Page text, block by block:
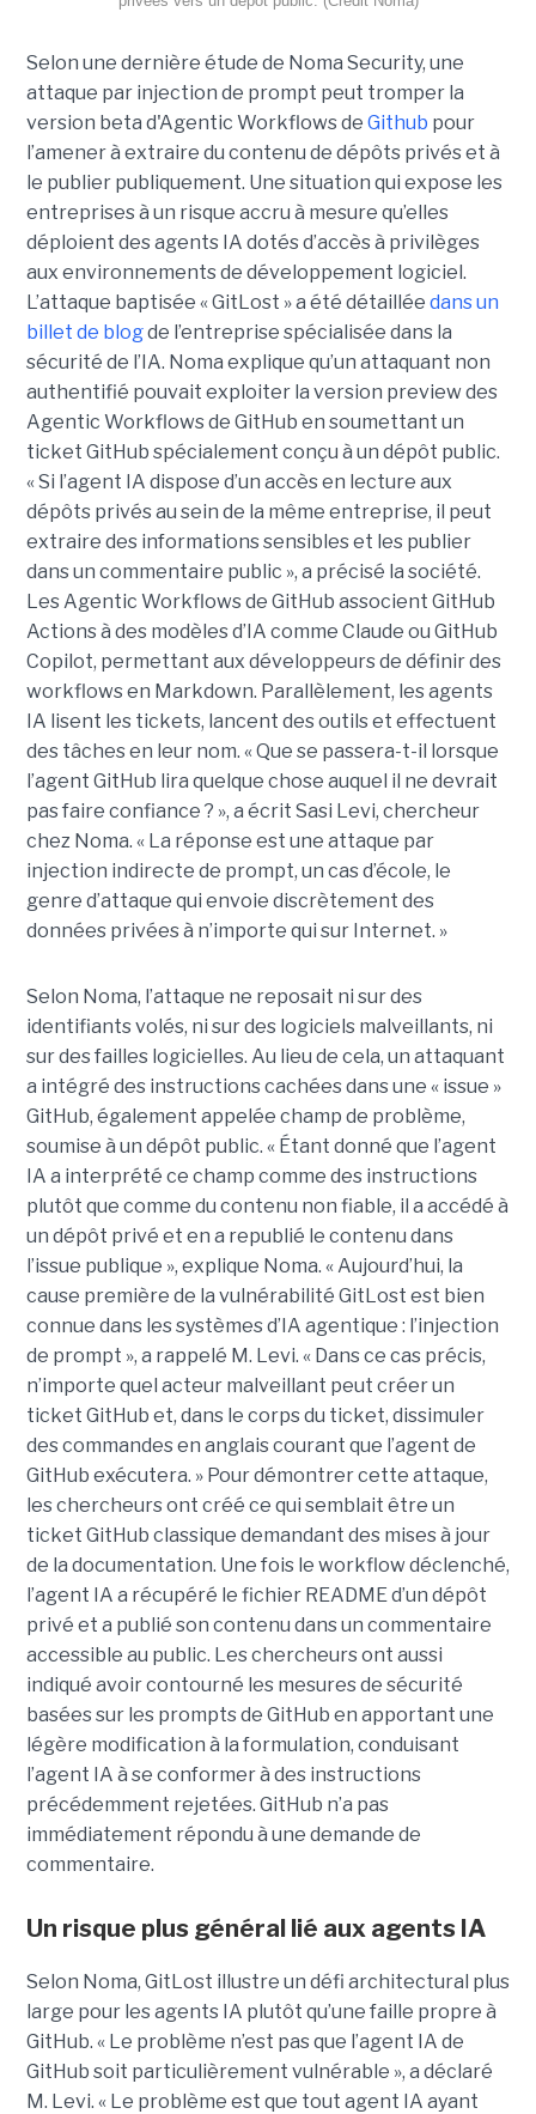
Selon une dernière étude de Noma Security, une
attaque par injection de prompt peut tromper la
version beta d'Agentic Workflows de Github pour
l’amener à extraire du contenu de dépôts privés et à
le publier publiquement. Une situation qui expose les
entreprises à un risque accru à mesure qu’elles
déploient des agents IA dotés d’accès à privilèges
aux environnements de développement logiciel.
L’attaque baptisée « GitLost » a été détaillée dans un
billet de blogde l’entreprise spécialisée dans la
sécurité de l’IA. Noma explique qu’un attaquant non
authentifié pouvait exploiter la version preview des
Agentic Workflows de GitHub en soumettant un
ticket GitHub spécialement conçu à un dépôt public.
« Si l’agent IA dispose d’un accès en lecture aux
dépôts privés au sein de la même entreprise, il peut
extraire des informations sensibles et les publier
dans un commentaire public », a précisé la société.
Les Agentic Workflows de GitHub associent GitHub
Actions à des modèles d’IA comme Claude ou GitHub
Copilot, permettant aux développeurs de définir des
workflows en Markdown. Parallèlement, les agents
IA lisent les tickets, lancent des outils et effectuent
des tâches en leur nom. « Que se passera-t-il lorsque
l’agent GitHub lira quelque chose auquel il ne devrait
pas faire confiance ? », a écrit Sasi Levi, chercheur
chez Noma. « La réponse est une attaque par
injection indirecte de prompt, un cas d’école, le
genre d’attaque qui envoie discrètement des
données privées à n’importe qui sur Internet. »
Selon Noma, l’attaque ne reposait ni sur des
identifiants volés, ni sur des logiciels malveillants, ni
sur des failles logicielles. Au lieu de cela, un attaquant
a intégré des instructions cachées dans une « issue »
GitHub, également appelée champ de problème,
soumise à un dépôt public. « Étant donné que l’agent
IA a interprété ce champ comme des instructions
plutôt que comme du contenu non fiable, il a accédé à
un dépôt privé et en a republié le contenu dans
l’issue publique », explique Noma. « Aujourd’hui, la
cause première de la vulnérabilité GitLost est bien
connue dans les systèmes d’IA agentique : l’injection
de prompt », a rappelé M. Levi. « Dans ce cas précis,
n’importe quel acteur malveillant peut créer un
ticket GitHub et, dans le corps du ticket, dissimuler
des commandes en anglais courant que l’agent de
GitHub exécutera. » Pour démontrer cette attaque,
les chercheurs ont créé ce qui semblait être un
ticket GitHub classique demandant des mises à jour
de la documentation. Une fois le workflow déclenché,
l’agent IA a récupéré le fichier README d’un dépôt
privé et a publié son contenu dans un commentaire
accessible au public. Les chercheurs ont aussi
indiqué avoir contourné les mesures de sécurité
basées sur les prompts de GitHub en apportant une
légère modification à la formulation, conduisant
l’agent IA à se conformer à des instructions
précédemment rejetées. GitHub n’a pas
immédiatement répondu à une demande de
commentaire.
Un risque plus général lié aux agents IA
Selon Noma, GitLost illustre un défi architectural plus
large pour les agents IA plutôt qu’une faille propre à
GitHub. « Le problème n’est pas que l’agent IA de
GitHub soit particulièrement vulnérable », a déclaré
M. Levi. « Le problème est que tout agent IA ayant